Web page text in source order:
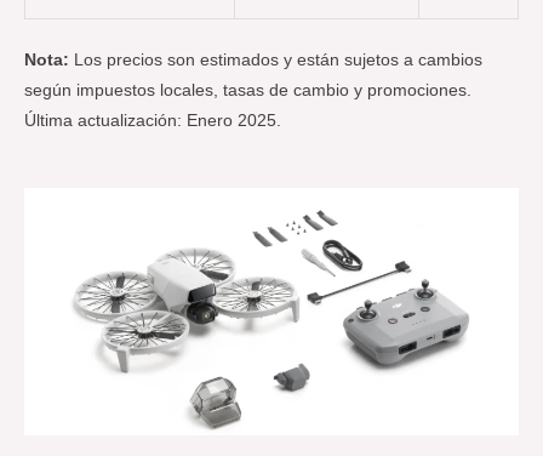
Nota: Los precios son estimados y están sujetos a cambios
según impuestos locales, tasas de cambio y promociones.
Última actualización: Enero 2025.